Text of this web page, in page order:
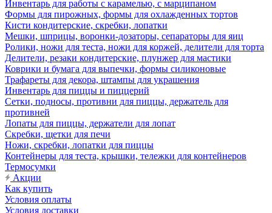
Инвентарь для работы с карамелью, с марципаном
Формы для пирожных, формы для охлажденных тортов
Кисти кондитерские, скребки, лопатки
Мешки, шприцы, воронки-дозаторы, сепараторы для яиц
Ролики, ножи для теста, ножи для коржей, делители для торта
Делители, резаки кондитерские, плунжер для мастики
Коврики и бумага для выпечки, формы силиконовые
Трафареты для декора, штампы для украшения
Инвентарь для пиццы и пиццерий
Сетки, подносы, противни для пиццы, держатель для
противней
Лопаты для пиццы, держатели для лопат
Скребки, щетки для печи
Ножи, скребки, лопатки для пиццы
Контейнеры для теста, крышки, тележки для контейнеров
Термосумки
Акции
Как купить
Условия оплаты
Условия доставки